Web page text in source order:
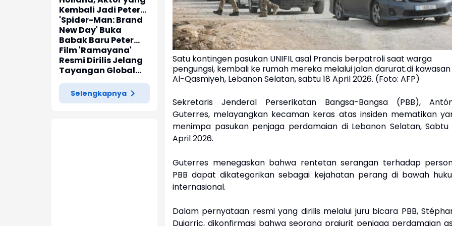
Kembali Jadi Peter
Parker di 'Spider-
Man: Brand New Day'
'Spider-Man: Brand
New Day' Buka
Babak Baru Peter
Parker di Marvel
Cinematic Universe
Film 'Ramayana'
Resmi Dirilis Jelang
Tayangan Global
pada November
2026
Selengkapnya
Satu kontingen pasukan UNIFIL asal Prancis berpatroli saat warga
pengungsi, kembali ke rumah mereka melalui jalan darurat.di kawasan
Al-Qasmiyeh, Lebanon Selatan, sabtu 18 April 2026. (Foto: AFP)
Sekretaris Jenderal Perserikatan Bangsa-Bangsa (PBB),
Guterres, melayangkan kecaman keras atas insiden mematikan
menimpa pasukan penjaga perdamaian di Lebanon Selatan, Sabtu
April 2026.
Guterres menegaskan bahwa rentetan serangan terhadap
PBB dapat dikategorikan sebagai kejahatan perang di bawah
internasional.
Dalam pernyataan resmi yang dirilis melalui juru bicara PBB,
Dujarric, dikonfirmasi bahwa seorang prajurit penjaga perdamaian